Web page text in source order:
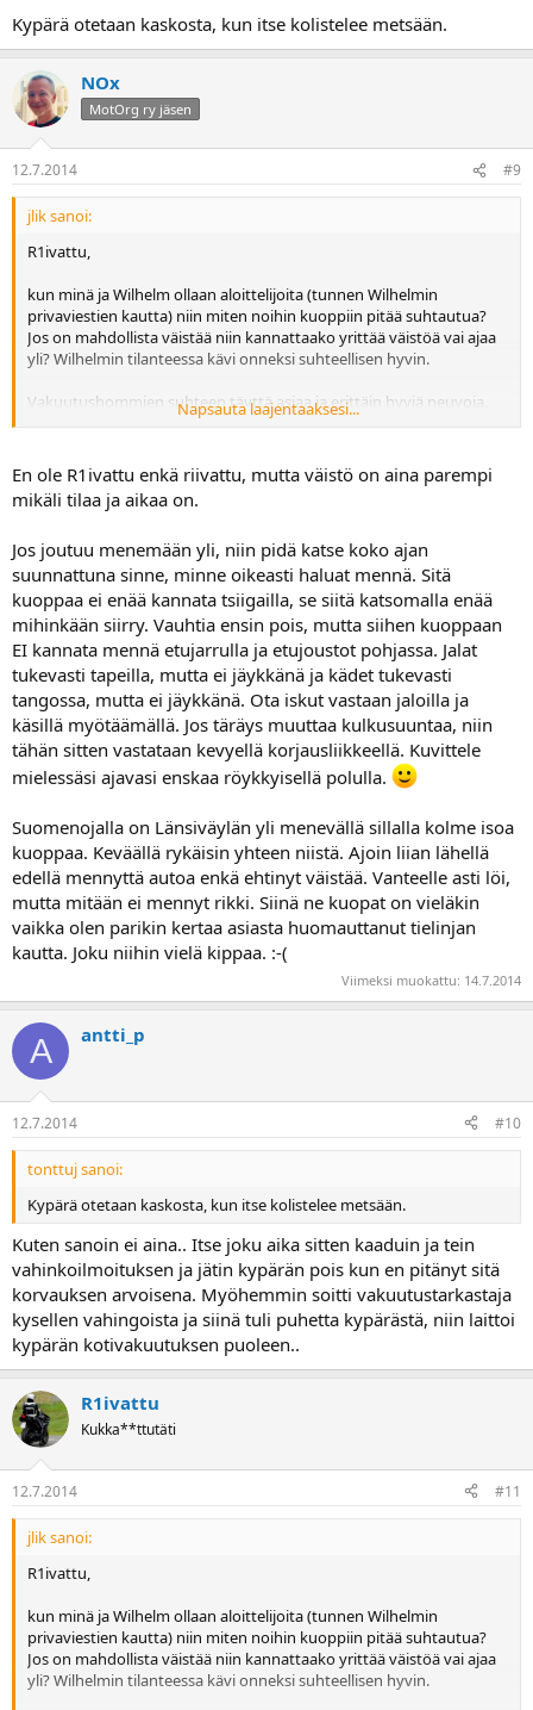
Kypärä otetaan kaskosta, kun itse kolistelee metsään.
NOx
MotOrg ry jäsen
12.7.2014 #9
jlik sanoi:
R1ivattu,
kun minä ja Wilhelm ollaan aloittelijoita (tunnen Wilhelmin
privaviestien kautta) niin miten noihin kuoppiin pitää suhtautua?
Jos on mahdollista väistää niin kannattaako yrittää väistöä vai ajaa
yli? Wilhelmin tilanteessa kävi onneksi suhteellisen hyvin.
Vakuutushommien suhteen täyttä asiaa ja erittäin hyviä neuvoja.
Tien ylläpitäjää voi olla kai vaikeaa saada vastuuseen. Prkele että
Napsauta laajentaaksesi...
En ole R1ivattu enkä riivattu, mutta väistö on aina parempi
mikäli tilaa ja aikaa on.
Jos joutuu menemään yli, niin pidä katse koko ajan
suunnattuna sinne, minne oikeasti haluat mennä. Sitä
kuoppaa ei enää kannata tsiigailla, se siitä katsomalla enää
mihinkään siirry. Vauhtia ensin pois, mutta siihen kuoppaan
EI kannata mennä etujarrulla ja etujoustot pohjassa. Jalat
tukevasti tapeilla, mutta ei jäykkänä ja kädet tukevasti
tangossa, mutta ei jäykkänä. Ota iskut vastaan jaloilla ja
käsillä myötäämällä. Jos täräys muuttaa kulkusuuntaa, niin
tähän sitten vastataan kevyellä korjausliikkeellä. Kuvittele
mielessäsi ajavasi enskaa röykkyisellä polulla.
Suomenojalla on Länsiväylän yli menevällä sillalla kolme isoa
kuoppaa. Keväällä rykäisin yhteen niistä. Ajoin liian lähellä
edellä mennyttä autoa enkä ehtinyt väistää. Vanteelle asti löi,
mutta mitään ei mennyt rikki. Siinä ne kuopat on vieläkin
vaikka olen parikin kertaa asiasta huomauttanut tielinjan
kautta. Joku niihin vielä kippaa. :-(
Viimeksi muokattu: 14.7.2014
A antti_p
12.7.2014 #10
tonttuj sanoi:
Kypärä otetaan kaskosta, kun itse kolistelee metsään.
Kuten sanoin ei aina.. Itse joku aika sitten kaaduin ja tein
vahinkoilmoituksen ja jätin kypärän pois kun en pitänyt sitä
korvauksen arvoisena. Myöhemmin soitti vakuutustarkastaja
kysellen vahingoista ja siinä tuli puhetta kypärästä, niin laittoi
kypärän kotivakuutuksen puoleen..
R1ivattu
Kukka**ttutäti
12.7.2014 #11
jlik sanoi:
R1ivattu,
kun minä ja Wilhelm ollaan aloittelijoita (tunnen Wilhelmin
privaviestien kautta) niin miten noihin kuoppiin pitää suhtautua?
Jos on mahdollista väistää niin kannattaako yrittää väistöä vai ajaa
yli? Wilhelmin tilanteessa kävi onneksi suhteellisen hyvin.